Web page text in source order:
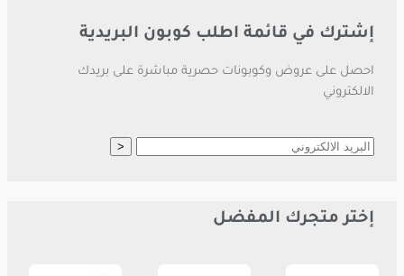
إشترك في قائمة اطلب كوبون البريدية
احصل على عروض وكوبونات حصرية مباشرة على بريدك
الالكتروني
إختر متجرك المفضل